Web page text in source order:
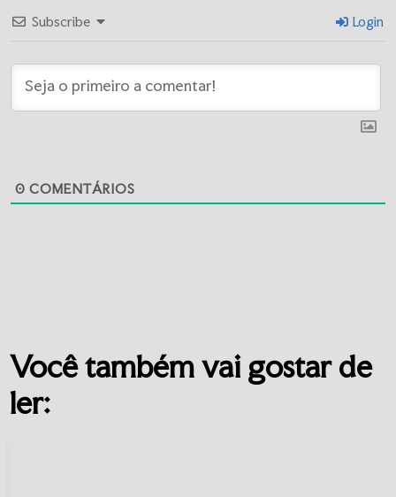
Subscribe Login
0 COMENTÁRIOS
Você também vai gostar de
ler: